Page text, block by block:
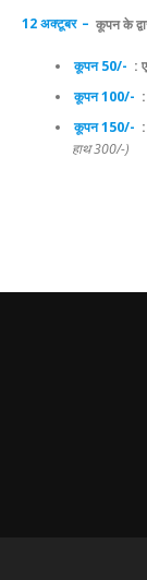
12 अक्टूबर – कूपन के
कूपन 50/- :
कूपन 100/-
कूपन 150/- :
हाथ 300/-)